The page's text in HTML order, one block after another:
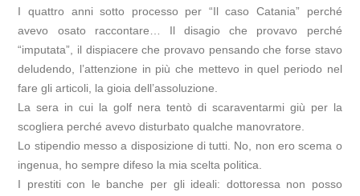
I quattro anni sotto processo per “Il caso Catania” perché
avevo osato raccontare… Il disagio che provavo perché
“imputata”, il dispiacere che provavo pensando che forse stavo
deludendo, l’attenzione in più che mettevo in quel periodo nel
fare gli articoli, la gioia dell’assoluzione.
La sera in cui la golf nera tentò di scaraventarmi giù per la
scogliera perché avevo disturbato qualche manovratore.
Lo stipendio messo a disposizione di tutti. No, non ero scema o
ingenua, ho sempre difeso la mia scelta politica.
I prestiti con le banche per gli ideali: dottoressa non posso